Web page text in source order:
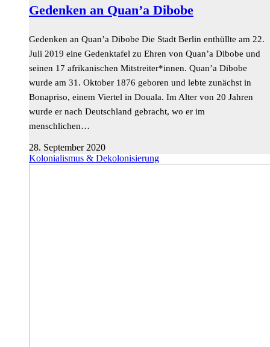
Gedenken an Quan’a Dibobe
Gedenken an Quan’a Dibobe Die Stadt Berlin enthüllte am 22.
Juli 2019 eine Gedenktafel zu Ehren von Quan’a Dibobe und
seinen 17 afrikanischen Mitstreiter*innen. Quan’a Dibobe
wurde am 31. Oktober 1876 geboren und lebte zunächst in
Bonapriso, einem Viertel in Douala. Im Alter von 20 Jahren
wurde er nach Deutschland gebracht, wo er im
menschlichen…
28. September 2020
Kolonialismus & Dekolonisierung